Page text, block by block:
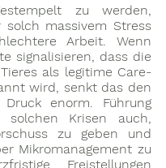
zu werden,
solch massivem Stress
Arbeit. Wenn
signalisieren, dass die
als legitime Care-
wird, senkt das den
Druck enorm. Führung
solchen Krisen auch,
zu geben und
Mikromanagement zu
Freistellungen